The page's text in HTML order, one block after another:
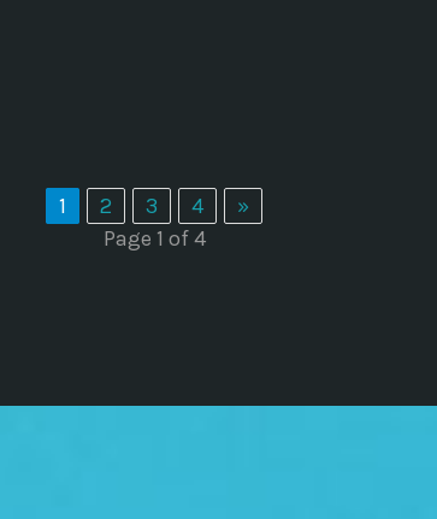
1 2 3 4
»
Page 1 of 4